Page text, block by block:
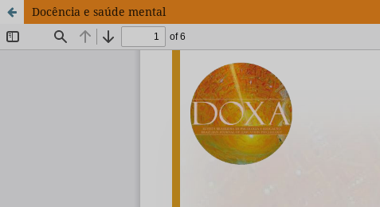
Docência e saúde mental